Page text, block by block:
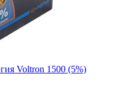
Voltron 1500 (5%)